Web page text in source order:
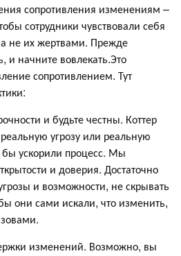
сопротивления изменениям –
сотрудники чувствовали себя
не их жертвами. Прежде
и начните вовлекать.Это
сопротивлением. Тут
и будьте честны. Коттер
угрозу или реальную
ускорили процесс. Мы
и доверия. Достаточно
и возможности, не скрывать
они сами искали, что изменить,
изменений. Возможно, вы